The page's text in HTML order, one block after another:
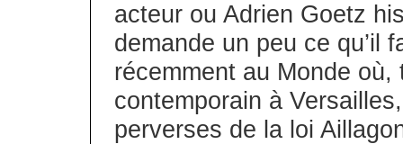
acteur ou Adrien Goetz
demande un peu ce qu’il
récemment au Monde où,
contemporain à
perverses de la loi